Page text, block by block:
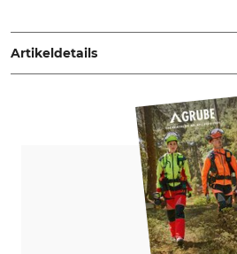
64807 Dieburg, Germany,
Artikeldetails
Modellbezeichnung
Hersteller-Artikel-Nr.